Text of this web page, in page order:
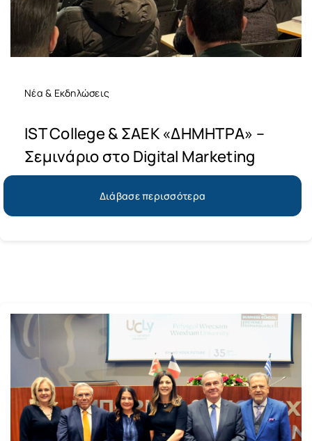
Νέα & Εκδηλώσεις
IST College & ΣΑΕΚ «ΔΗΜΗΤΡΑ» –
Σεμινάριο στο Digital Marketing
Διάβασε περισσότερα